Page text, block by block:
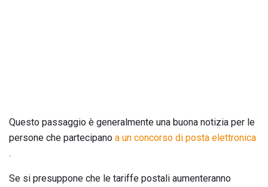
Questo passaggio è generalmente una buona notizia per le
persone che partecipano a un concorso di posta elettronica
.
Se si presuppone che le tariffe postali aumenteranno